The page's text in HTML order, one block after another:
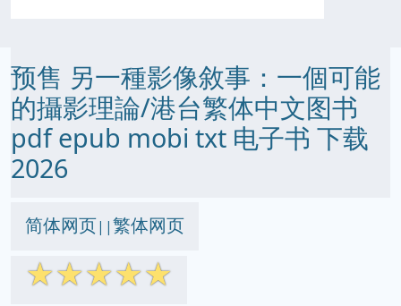
预售 另一種影像敘事：一個可能
的攝影理論/港台繁体中文图书
pdf epub mobi txt 电子书 下载
2026
简体网页||繁体网页
☆☆☆☆☆